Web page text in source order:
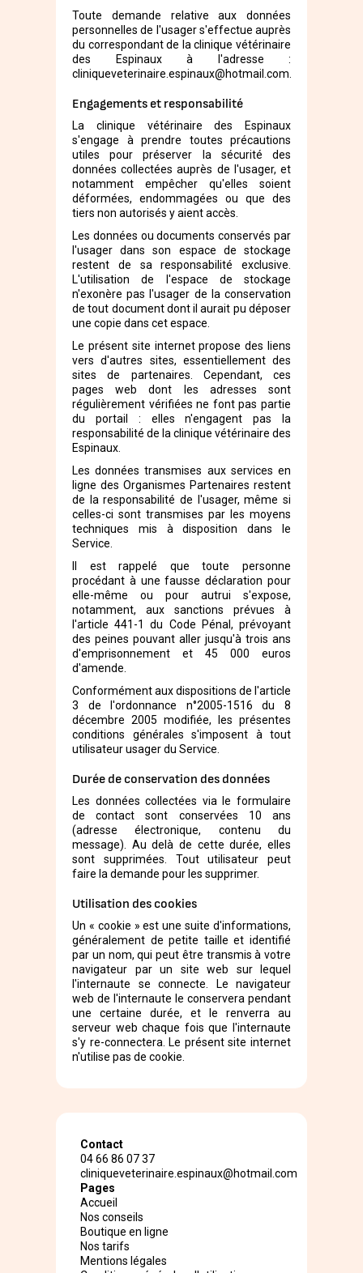
Toute demande relative aux données
personnelles de l'usager s'effectue auprès
du correspondant de la clinique vétérinaire
des Espinaux à l'adresse :
cliniqueveterinaire.espinaux@hotmail.com.
Engagements et responsabilité
La clinique vétérinaire des Espinaux
s'engage à prendre toutes précautions
utiles pour préserver la sécurité des
données collectées auprès de l'usager, et
notamment empêcher qu'elles soient
déformées, endommagées ou que des
tiers non autorisés y aient accès.
Les données ou documents conservés par
l'usager dans son espace de stockage
restent de sa responsabilité exclusive.
L'utilisation de l'espace de stockage
n'exonère pas l'usager de la conservation
de tout document dont il aurait pu déposer
une copie dans cet espace.
Le présent site internet propose des liens
vers d'autres sites, essentiellement des
sites de partenaires. Cependant, ces
pages web dont les adresses sont
régulièrement vérifiées ne font pas partie
du portail : elles n'engagent pas la
responsabilité de la clinique vétérinaire des
Espinaux.
Les données transmises aux services en
ligne des Organismes Partenaires restent
de la responsabilité de l'usager, même si
celles-ci sont transmises par les moyens
techniques mis à disposition dans le
Service.
Il est rappelé que toute personne
procédant à une fausse déclaration pour
elle-même ou pour autrui s'expose,
notamment, aux sanctions prévues à
l'article 441-1 du Code Pénal, prévoyant
des peines pouvant aller jusqu'à trois ans
d'emprisonnement et 45 000 euros
d'amende.
Conformément aux dispositions de l'article
3 de l'ordonnance n°2005-1516 du 8
décembre 2005 modifiée, les présentes
conditions générales s'imposent à tout
utilisateur usager du Service.
Durée de conservation des données
Les données collectées via le formulaire
de contact sont conservées 10 ans
(adresse électronique, contenu du
message). Au delà de cette durée, elles
sont supprimées. Tout utilisateur peut
faire la demande pour les supprimer.
Utilisation des cookies
Un « cookie » est une suite d'informations,
généralement de petite taille et identifié
par un nom, qui peut être transmis à votre
navigateur par un site web sur lequel
l'internaute se connecte. Le navigateur
web de l'internaute le conservera pendant
une certaine durée, et le renverra au
serveur web chaque fois que l'internaute
s'y re-connectera. Le présent site internet
n'utilise pas de cookie.
Contact
04 66 86 07 37
cliniqueveterinaire.espinaux@hotmail.com
Pages
Accueil
Nos conseils
Boutique en ligne
Nos tarifs
Mentions légales